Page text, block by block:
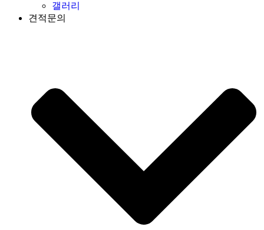
갤러리
견적문의